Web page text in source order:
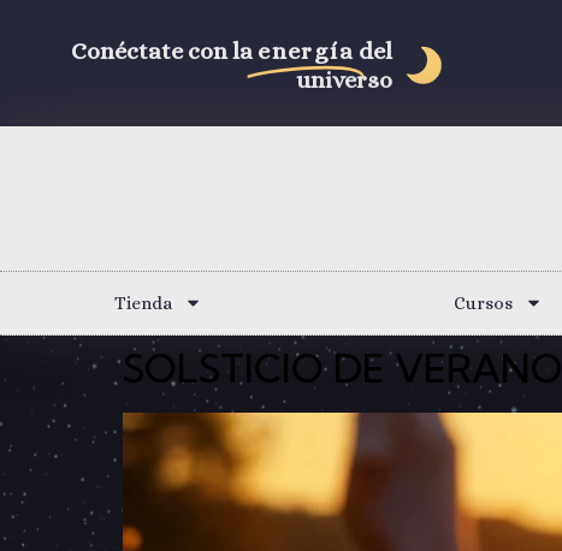
Conéctate con la energía del
universo
Tienda Cursos
SOLSTICIO DE